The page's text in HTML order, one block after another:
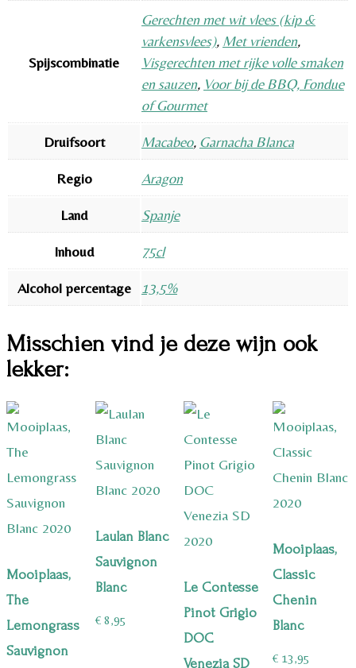
Spijscombinatie
Gerechten met wit vlees (kip &
varkensvlees), Met vrienden,
Visgerechten met rijke volle smaken
en sauzen, Voor bij de BBQ, Fondue
of Gourmet
Druifsoort Macabeo, Garnacha Blanca
Regio Aragon
Land Spanje
Inhoud 75cl
Alcohol percentage 13,5%
Misschien vind je deze wijn ook
lekker:
Mooiplaas,
The
Lemongrass
Sauvignon
Laulan Blanc
Sauvignon
Blanc
€8,95
Le Contesse
Pinot Grigio
DOC
Venezia SD
Mooiplaas,
Classic
Chenin
Blanc
€13,95